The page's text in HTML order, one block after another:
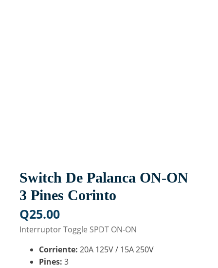
Switch De Palanca ON-ON
3 Pines Corinto
Q25.00
Interruptor Toggle SPDT ON-ON
Corriente: 20A 125V / 15A 250V
Pines: 3